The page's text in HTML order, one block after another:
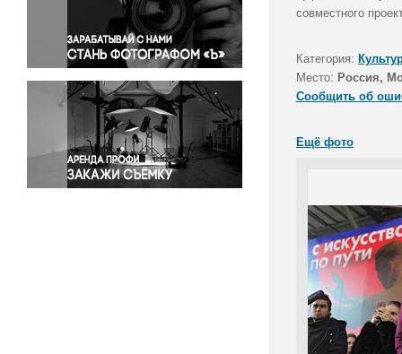
Правосудие
Происшествия и конфликты
Религия
Светская жизнь
Спорт
Экология
Экономика и бизнес
совместного
Категория:
Место: Россия,
Сообщить об
Ещё фото